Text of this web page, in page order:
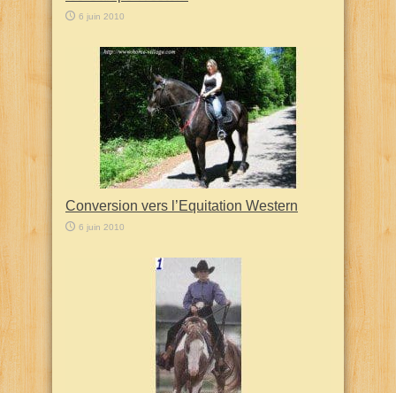
6 juin 2010
Conversion vers l’Equitation Western
6 juin 2010